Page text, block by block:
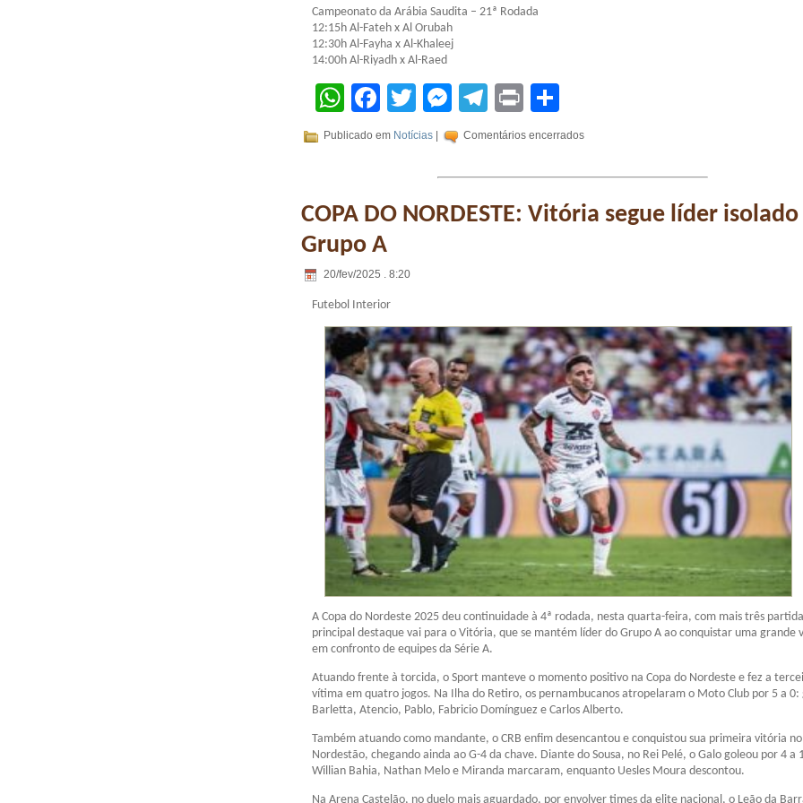
Campeonato da Arábia Saudita – 21ª Rodada
12:15h Al-Fateh x Al Orubah
12:30h Al-Fayha x Al-Khaleej
14:00h Al-Riyadh x Al-Raed
WhatsApp
Facebook
TwitterMessenger
Telegram
Print
Publicado em Notícias | Comentários encerrados
COPA DO NORDESTE: Vitória segue líder
Grupo A
20/fev/2025 . 8:20
Futebol Interior
A Copa do Nordeste 2025 deu continuidade à 4ª rodada, nesta quarta-feira, com mais três
principal destaque vai para o Vitória, que se mantém líder do Grupo A ao conquistar uma grande
em confronto de equipes da Série A.
Atuando frente à torcida, o Sport manteve o momento positivo na Copa do Nordeste e fez a
vítima em quatro jogos. Na Ilha do Retiro, os pernambucanos atropelaram o Moto Club por 5 a 0:
Barletta, Atencio, Pablo, Fabricio Domínguez e Carlos Alberto.
Também atuando como mandante, o CRB enfim desencantou e conquistou sua primeira vitória no
Nordestão, chegando ainda ao G-4 da chave. Diante do Sousa, no Rei Pelé, o Galo goleou por 4 a
Willian Bahia, Nathan Melo e Miranda marcaram, enquanto Uesles Moura descontou.
Na Arena Castelão, no duelo mais aguardado, por envolver times da elite nacional, o Leão da